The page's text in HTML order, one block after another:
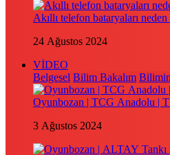
Akıllı telefon bataryaları
24 Ağustos 2024
VİDEO
Belgesel Bilim Bakalım
Oyunbozan | TCG Anadolu |
3 Ağustos 2024